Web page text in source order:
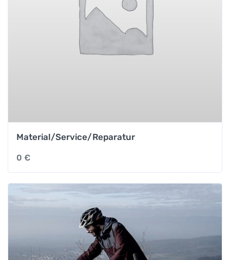
Material/Service/Reparatur
0 €